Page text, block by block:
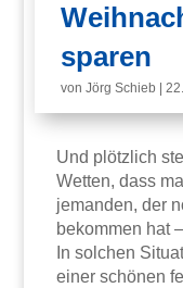
sparen
vonJörg Schieb |
Und plötzlich
Wetten, dass
jemanden, der
bekommen hat
In solchen
einer schönen